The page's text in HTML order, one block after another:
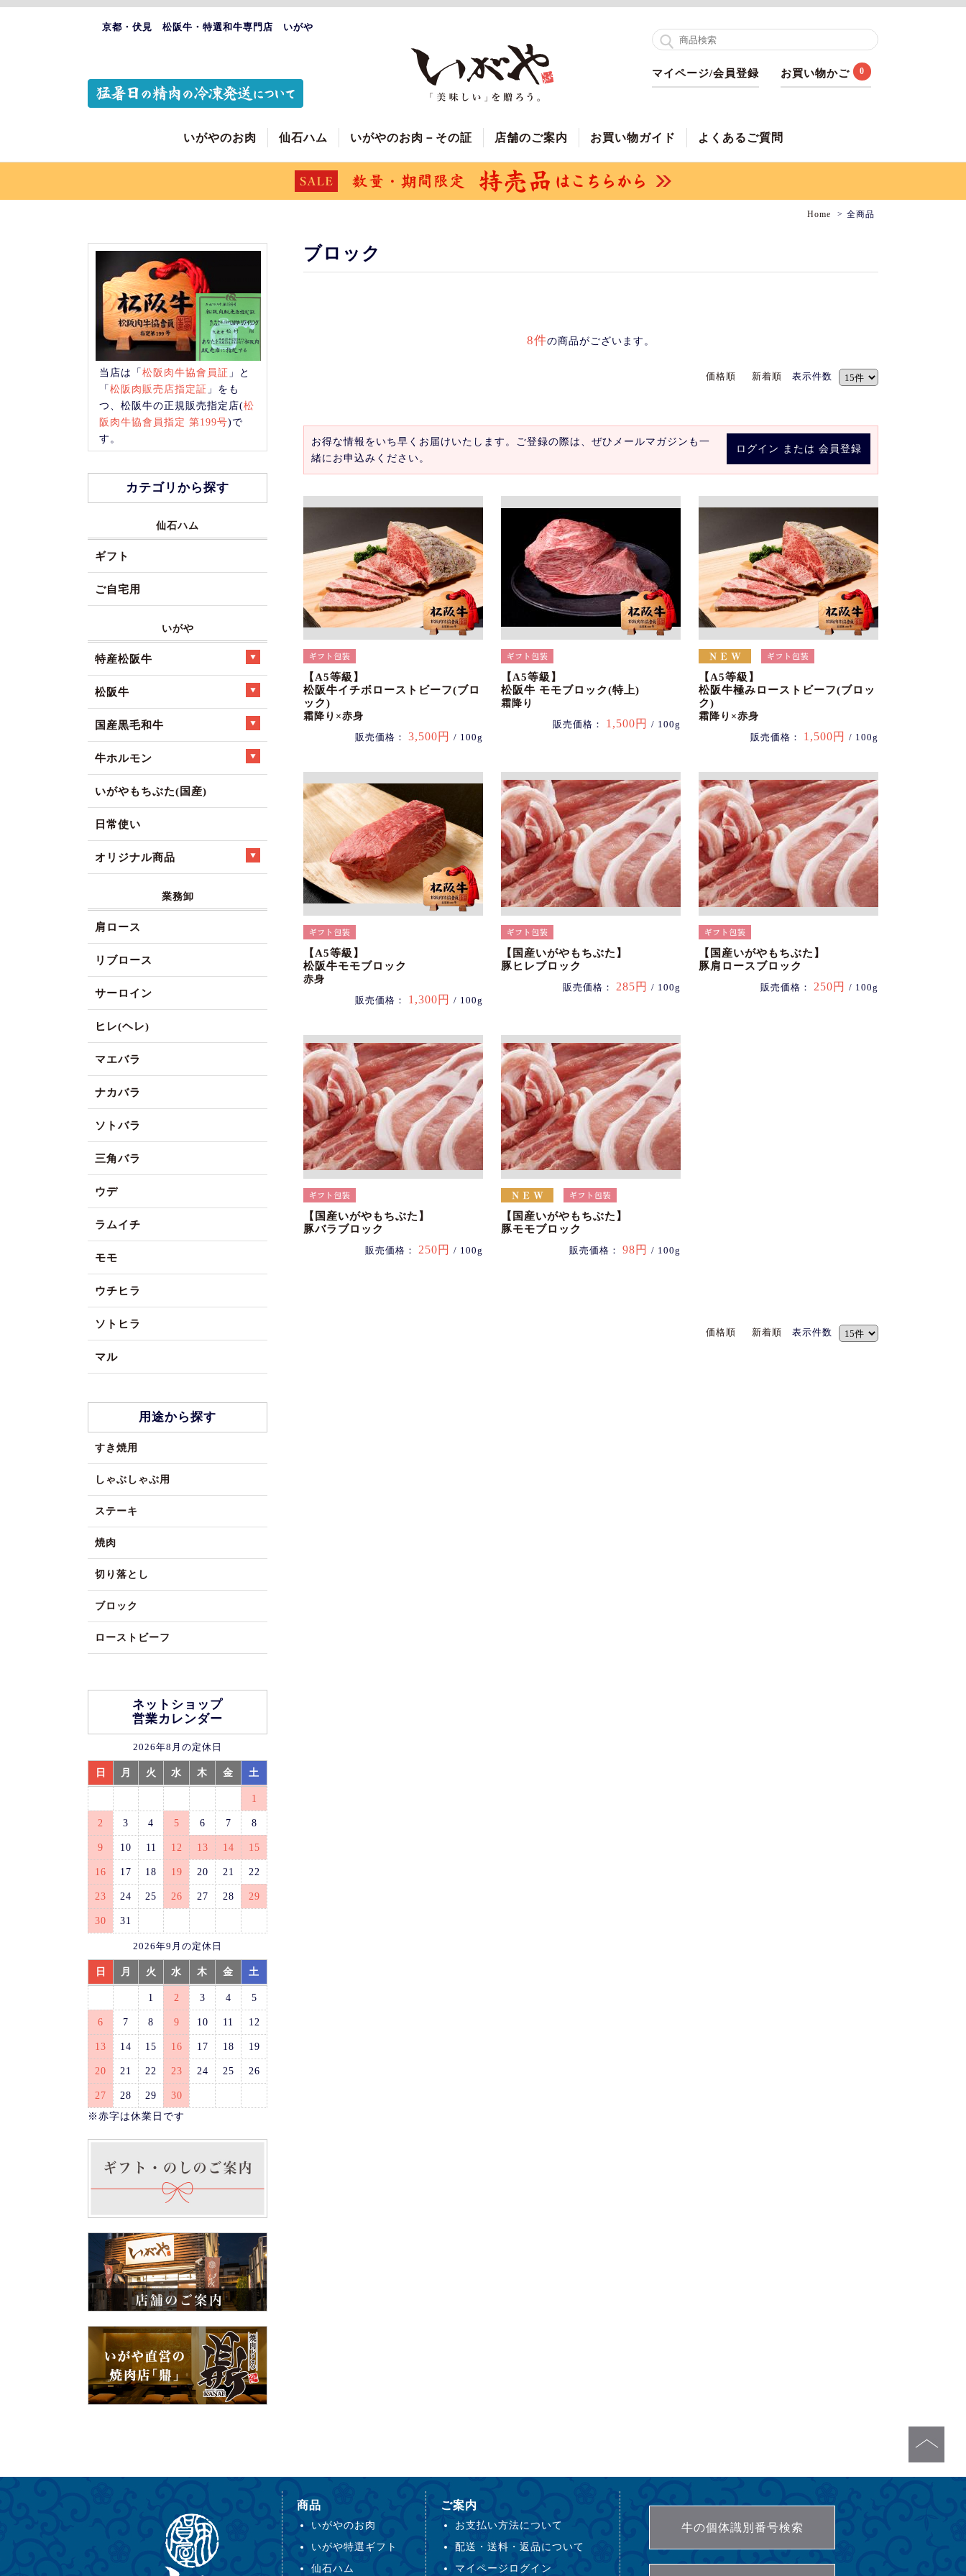
京都・伏見 松阪牛・特選和牛専門店 いがや
マイページ/会員登録 お買い物かご 0
いがやのお肉 仙石ハム いがやのお肉－その証 店舗のご案内 お買い物ガイド よくあるご質問
Home 全商品
ブロック
8件の商品がございます。
価格順 新着順 表示件数
ログイン または 会員登録
お得な情報をいち早くお届けいたします。ご登録の際は、ぜひメールマガジンも一
緒にお申込みください。
【A5等級】
松阪牛イチボローストビーフ(ブロ
ック)
霜降り×赤身
販売価格： 3,500円 / 100g
【A5等級】
松阪牛 モモブロック(特上)
霜降り
販売価格： 1,500円 / 100g
【A5等級】
松阪牛極みローストビーフ(ブロッ
ク)
霜降り×赤身
販売価格： 1,500円 / 100g
【A5等級】
松阪牛モモブロック
赤身
販売価格： 1,300円 / 100g
【国産いがやもちぶた】
豚ヒレブロック
販売価格： 285円 / 100g
【国産いがやもちぶた】
豚肩ロースブロック
販売価格： 250円 / 100g
【国産いがやもちぶた】
豚バラブロック
販売価格： 250円 / 100g
【国産いがやもちぶた】
豚モモブロック
販売価格： 98円 / 100g
価格順 新着順 表示件数
当店は「松阪肉牛協會員証 」と
「松阪肉販売店指定証 」をも
つ、松阪牛の正規販売指定店(松
阪肉牛協會員指定 第199号)で
す。
カテゴリから探す
仙石ハム
ギフト
ご自宅用
いがや
特産松阪牛
松阪牛
国産黒毛和牛
牛ホルモン
いがやもちぶた(国産)
日常使い
オリジナル商品
業務卸
肩ロース
リブロース
サーロイン
ヒレ(ヘレ)
マエバラ
ナカバラ
ソトバラ
三角バラ
ウデ
ラムイチ
モモ
ウチヒラ
ソトヒラ
マル
用途から探す
すき焼用
しゃぶしゃぶ用
ステーキ
焼肉
切り落とし
ブロック
ローストビーフ
ネットショップ
営業カレンダー
2026年8月の定休日
日 月 火 水 木 金 土
1
2 3 4 5 6 7 8
9 10 11 12 13 14 15
16 17 18 19 20 21 22
23 24 25 26 27 28 29
30 31
2026年9月の定休日
日 月 火 水 木 金 土
1 2 3 4 5
6 7 8 9 10 11 12
13 14 15 16 17 18 19
20 21 22 23 24 25 26
27 28 29
30
※赤字は休業日です
商品
いがやのお肉
いがや特選ギフト
仙石ハム
ご案内
お支払い方法について
配送・送料・返品について
マイページログイン
牛の個体識別番号検索